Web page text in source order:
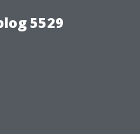
5529